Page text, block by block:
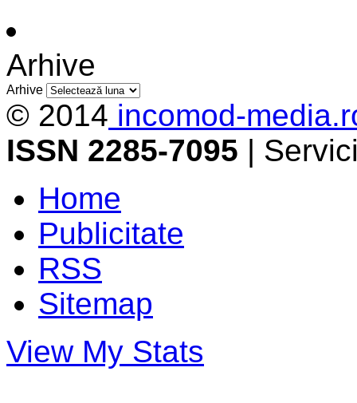
Arhive
Arhive
© 2014 incomod-
ISSN 2285-7095 |
Home
Publicitate
RSS
Sitemap
View My Stats